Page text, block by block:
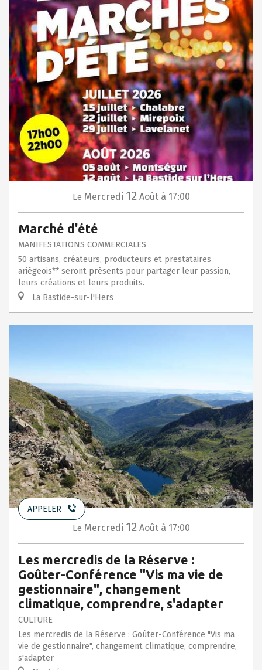
Le Mercredi 12 Août à 17:00
Marché d'été
MANIFESTATIONS COMMERCIALES
50 artisans, créateurs, producteurs et prestataires
ariégeois** seront présents pour partager leur passion,
leurs créations et leurs produits.
La Bastide-sur-l'Hers
APPELER
Le Mercredi 12 Août à 17:00
Les mercredis de la Réserve :
Goûter-Conférence "Vis ma vie de
gestionnaire", changement
climatique, comprendre, s'adapter
CULTURE
Les mercredis de la Réserve : Goûter-Conférence "Vis ma
vie de gestionnaire", changement climatique, comprendre,
s'adapter